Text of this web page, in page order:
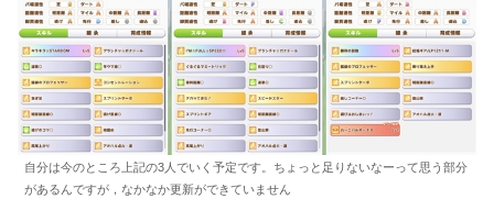
自分は今のところ上記の3人でいく予定です。ちょっと足りないなーって思う部分
があるんですが，なかなか更新ができていません